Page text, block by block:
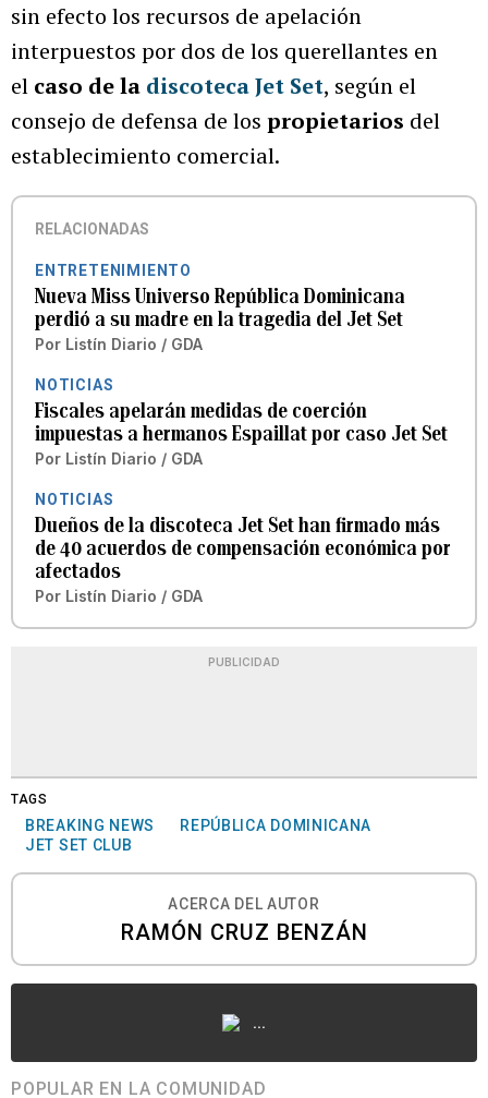
sin efecto los recursos de apelación
interpuestos por dos de los querellantes en
el caso de la discoteca Jet Set, según el
consejo de defensa de los propietarios del
establecimiento comercial.
RELACIONADAS
ENTRETENIMIENTO
Nueva Miss Universo República Dominicana
perdió a su madre en la tragedia del Jet Set
Por Listín Diario / GDA
NOTICIAS
Fiscales apelarán medidas de coerción
impuestas a hermanos Espaillat por caso Jet Set
Por Listín Diario / GDA
NOTICIAS
Dueños de la discoteca Jet Set han firmado más
de 40 acuerdos de compensación económica por
afectados
Por Listín Diario / GDA
PUBLICIDAD
TAGS
BREAKING NEWS
REPÚBLICA DOMINICANA
JET SET CLUB
ACERCA DEL AUTOR
RAMÓN CRUZ BENZÁN
...
POPULAR EN LA COMUNIDAD